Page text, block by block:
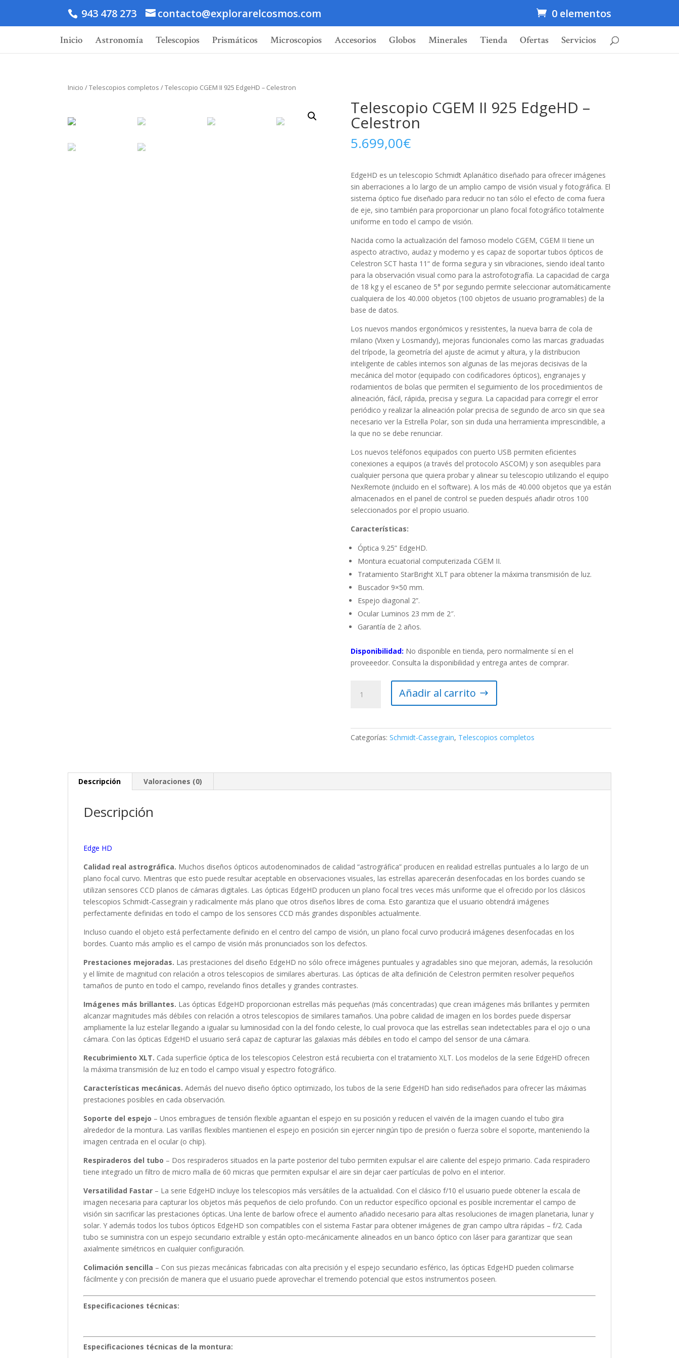
943 478 273 contacto@explorarelcosmos.com 0 elementos
Inicio Astronomía Telescopios Prismáticos Microscopios Accesorios Globos Minerales Tienda Ofertas Servicios
Inicio /Telescopios completos / Telescopio CGEM II 925 EdgeHD – Celestron
Telescopio CGEM II 925 EdgeHD –
Celestron
5.699,00€
EdgeHD es un telescopio Schmidt Aplanático diseñado para ofrecer imágenes
sin aberraciones a lo largo de un amplio campo de visión visual y fotográfica. El
sistema óptico fue diseñado para reducir no tan sólo el efecto de coma fuera
de eje, sino también para proporcionar un plano focal fotográfico totalmente
uniforme en todo el campo de visión.
Nacida como la actualización del famoso modelo CGEM, CGEM II tiene un
aspecto atractivo, audaz y moderno y es capaz de soportar tubos ópticos de
Celestron SCT hasta 11“ de forma segura y sin vibraciones, siendo ideal tanto
para la observación visual como para la astrofotografía. La capacidad de carga
de 18 kg y el escaneo de 5° por segundo permite seleccionar automáticamente
cualquiera de los 40.000 objetos (100 objetos de usuario programables) de la
base de datos.
Los nuevos mandos ergonómicos y resistentes, la nueva barra de cola de
milano (Vixen y Losmandy), mejoras funcionales como las marcas graduadas
del trípode, la geometría del ajuste de acimut y altura, y la distribucion
inteligente de cables internos son algunas de las mejoras decisivas de la
mecánica del motor (equipado con codificadores ópticos), engranajes y
rodamientos de bolas que permiten el seguimiento de los procedimientos de
alineación, fácil, rápida, precisa y segura. La capacidad para corregir el error
periódico y realizar la alineación polar precisa de segundo de arco sin que sea
necesario ver la Estrella Polar, son sin duda una herramienta imprescindible, a
la que no se debe renunciar.
Los nuevos teléfonos equipados con puerto USB permiten eficientes
conexiones a equipos (a través del protocolo ASCOM) y son asequibles para
cualquier persona que quiera probar y alinear su telescopio utilizando el equipo
NexRemote (incluido en el software). A los más de 40.000 objetos que ya están
almacenados en el panel de control se pueden después añadir otros 100
seleccionados por el propio usuario.
Características:
Óptica 9.25” EdgeHD.
Montura ecuatorial computerizada CGEM II.
Tratamiento StarBright XLT para obtener la máxima transmisión de luz.
Buscador 9×50 mm.
Espejo diagonal 2”.
Ocular Luminos 23 mm de 2″.
Garantía de 2 años.
Disponibilidad: No disponible en tienda, pero normalmente sí en el
proveeedor. Consulta la disponibilidad y entrega antes de comprar.
CGEM
Añadir al carrito
Categorías: Schmidt-Cassegrain, Telescopios completos
Descripción Valoraciones (0)
Descripción
Edge HD
Calidad real astrográfica. Muchos diseños ópticos autodenominados de calidad “astrográfica” producen en realidad estrellas puntuales a lo largo de un
plano focal curvo. Mientras que esto puede resultar aceptable en observaciones visuales, las estrellas aparecerán desenfocadas en los bordes cuando se
utilizan sensores CCD planos de cámaras digitales. Las ópticas EdgeHD producen un plano focal tres veces más uniforme que el ofrecido por los clásicos
telescopios Schmidt-Cassegrain y radicalmente más plano que otros diseños libres de coma. Esto garantiza que el usuario obtendrá imágenes
perfectamente definidas en todo el campo de los sensores CCD más grandes disponibles actualmente.
Incluso cuando el objeto está perfectamente definido en el centro del campo de visión, un plano focal curvo producirá imágenes desenfocadas en los
bordes. Cuanto más amplio es el campo de visión más pronunciados son los defectos.
Prestaciones mejoradas. Las prestaciones del diseño EdgeHD no sólo ofrece imágenes puntuales y agradables sino que mejoran, además, la resolución
y el límite de magnitud con relación a otros telescopios de similares aberturas. Las ópticas de alta definición de Celestron permiten resolver pequeños
tamaños de punto en todo el campo, revelando finos detalles y grandes contrastes.
Imágenes más brillantes. Las ópticas EdgeHD proporcionan estrellas más pequeñas (más concentradas) que crean imágenes más brillantes y permiten
alcanzar magnitudes más débiles con relación a otros telescopios de similares tamaños. Una pobre calidad de imagen en los bordes puede dispersar
ampliamente la luz estelar llegando a igualar su luminosidad con la del fondo celeste, lo cual provoca que las estrellas sean indetectables para el ojo o una
cámara. Con las ópticas EdgeHD el usuario será capaz de capturar las galaxias más débiles en todo el campo del sensor de una cámara.
Recubrimiento XLT. Cada superficie óptica de los telescopios Celestron está recubierta con el tratamiento XLT. Los modelos de la serie EdgeHD ofrecen
la máxima transmisión de luz en todo el campo visual y espectro fotográfico.
Características mecánicas. Además del nuevo diseño óptico optimizado, los tubos de la serie EdgeHD han sido rediseñados para ofrecer las máximas
prestaciones posibles en cada observación.
Soporte del espejo – Unos embragues de tensión flexible aguantan el espejo en su posición y reducen el vaivén de la imagen cuando el tubo gira
alrededor de la montura. Las varillas flexibles mantienen el espejo en posición sin ejercer ningún tipo de presión o fuerza sobre el soporte, manteniendo la
imagen centrada en el ocular (o chip).
Respiraderos del tubo – Dos respiraderos situados en la parte posterior del tubo permiten expulsar el aire caliente del espejo primario. Cada respiradero
tiene integrado un filtro de micro malla de 60 micras que permiten expulsar el aire sin dejar caer partículas de polvo en el interior.
Versatilidad Fastar – La serie EdgeHD incluye los telescopios más versátiles de la actualidad. Con el clásico f/10 el usuario puede obtener la escala de
imagen necesaria para capturar los objetos más pequeños de cielo profundo. Con un reductor específico opcional es posible incrementar el campo de
visión sin sacrificar las prestaciones ópticas. Una lente de barlow ofrece el aumento añadido necesario para altas resoluciones de imagen planetaria, lunar y
solar. Y además todos los tubos ópticos EdgeHD son compatibles con el sistema Fastar para obtener imágenes de gran campo ultra rápidas – f/2. Cada
tubo se suministra con un espejo secundario extraíble y están opto-mecánicamente alineados en un banco óptico con láser para garantizar que sean
axialmente simétricos en cualquier configuración.
Colimación sencilla – Con sus piezas mecánicas fabricadas con alta precisión y el espejo secundario esférico, las ópticas EdgeHD pueden colimarse
fácilmente y con precisión de manera que el usuario puede aprovechar el tremendo potencial que estos instrumentos poseen.
Especificaciones técnicas:
Especificaciones técnicas de la montura: